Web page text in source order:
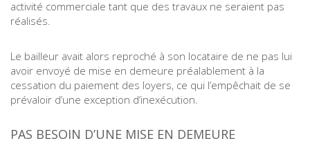
activité commerciale tant que des travaux ne seraient pas
réalisés.
Le bailleur avait alors reproché à son locataire de ne pas lui
avoir envoyé de mise en demeure préalablement à la
cessation du paiement des loyers, ce qui l’empêchait de se
prévaloir d’une exception d’inexécution.
PAS BESOIN D’UNE MISE EN DEMEURE